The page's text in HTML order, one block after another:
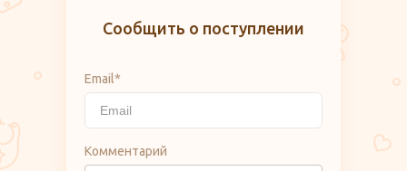
Сообщить о поступлении
Email*
Комментарий